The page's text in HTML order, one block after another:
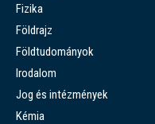
Fizika
Földrajz
Földtudományok
Irodalom
Jog és intézmények
Kémia